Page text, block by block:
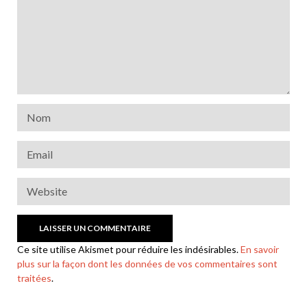
Ce site utilise Akismet pour réduire les indésirables.En savoir
plus sur la façon dont les données de vos commentaires sont
traitées.